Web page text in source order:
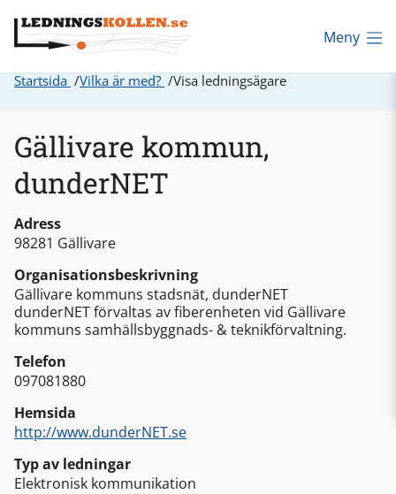
Meny
Startsida Vilka är med? Visa ledningsägare
Gällivare kommun,
dunderNET
Adress
98281 Gällivare
Organisationsbeskrivning
Gällivare kommuns stadsnät, dunderNET
dunderNET förvaltas av fiberenheten vid Gällivare
kommuns samhällsbyggnads- & teknikförvaltning.
Telefon
097081880
Hemsida
http://www.dunderNET.se
Typ av ledningar
Elektronisk kommunikation